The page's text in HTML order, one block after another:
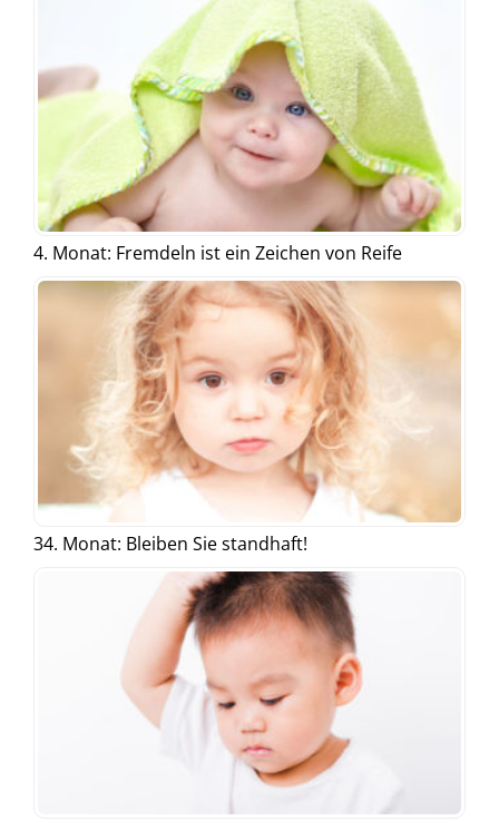
4. Monat: Fremdeln ist ein Zeichen von Reife
34. Monat: Bleiben Sie standhaft!